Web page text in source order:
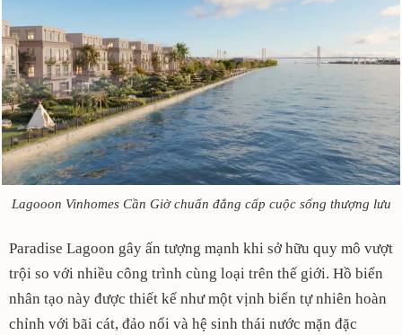
Lagooon Vinhomes Cần Giờ chuẩn đẳng cấp cuộc sống thượng lưu
Paradise Lagoon gây ấn tượng mạnh khi sở hữu quy mô vượt
trội so với nhiều công trình cùng loại trên thế giới. Hồ biển
nhân tạo này được thiết kế như một vịnh biển tự nhiên hoàn
chỉnh với bãi cát, đảo nổi và hệ sinh thái nước mặn đặc